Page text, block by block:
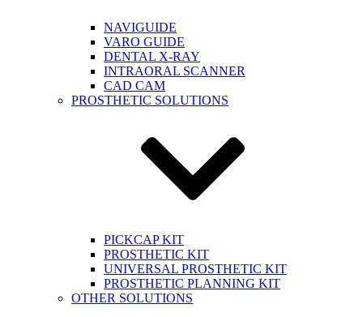
NAVIGUIDE
VARO GUIDE
DENTAL X-RAY
INTRAORAL SCANNER
CAD CAM
PROSTHETIC SOLUTIONS
PICKCAP KIT
PROSTHETIC KIT
UNIVERSAL PROSTHETIC KIT
PROSTHETIC PLANNING KIT
OTHER SOLUTIONS